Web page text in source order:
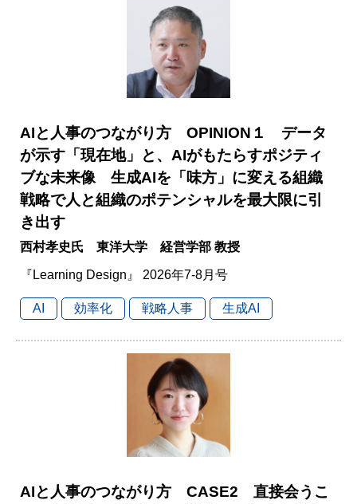
AIと人事のつながり方 OPINION１ データ
が示す「現在地」と、AIがもたらすポジティ
ブな未来像 生成AIを「味方」に変える組織
戦略で人と組織のポテンシャルを最大限に引
き出す
西村孝史氏 東洋大学 経営学部 教授
『Learning Design』 2026年7-8月号
AI 効率化 戦略人事 生成AI
AIと人事のつながり方 CASE2 直接会うこ